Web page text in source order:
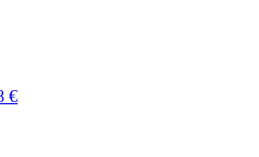
€